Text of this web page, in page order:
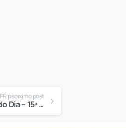
PR psorximo post
Ordem do Dia – 15ª Sessão Ordinária